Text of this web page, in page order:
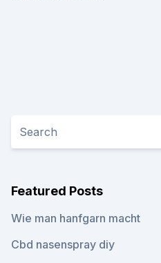
Featured Posts
Wie man hanfgarn macht
Cbd nasenspray diy